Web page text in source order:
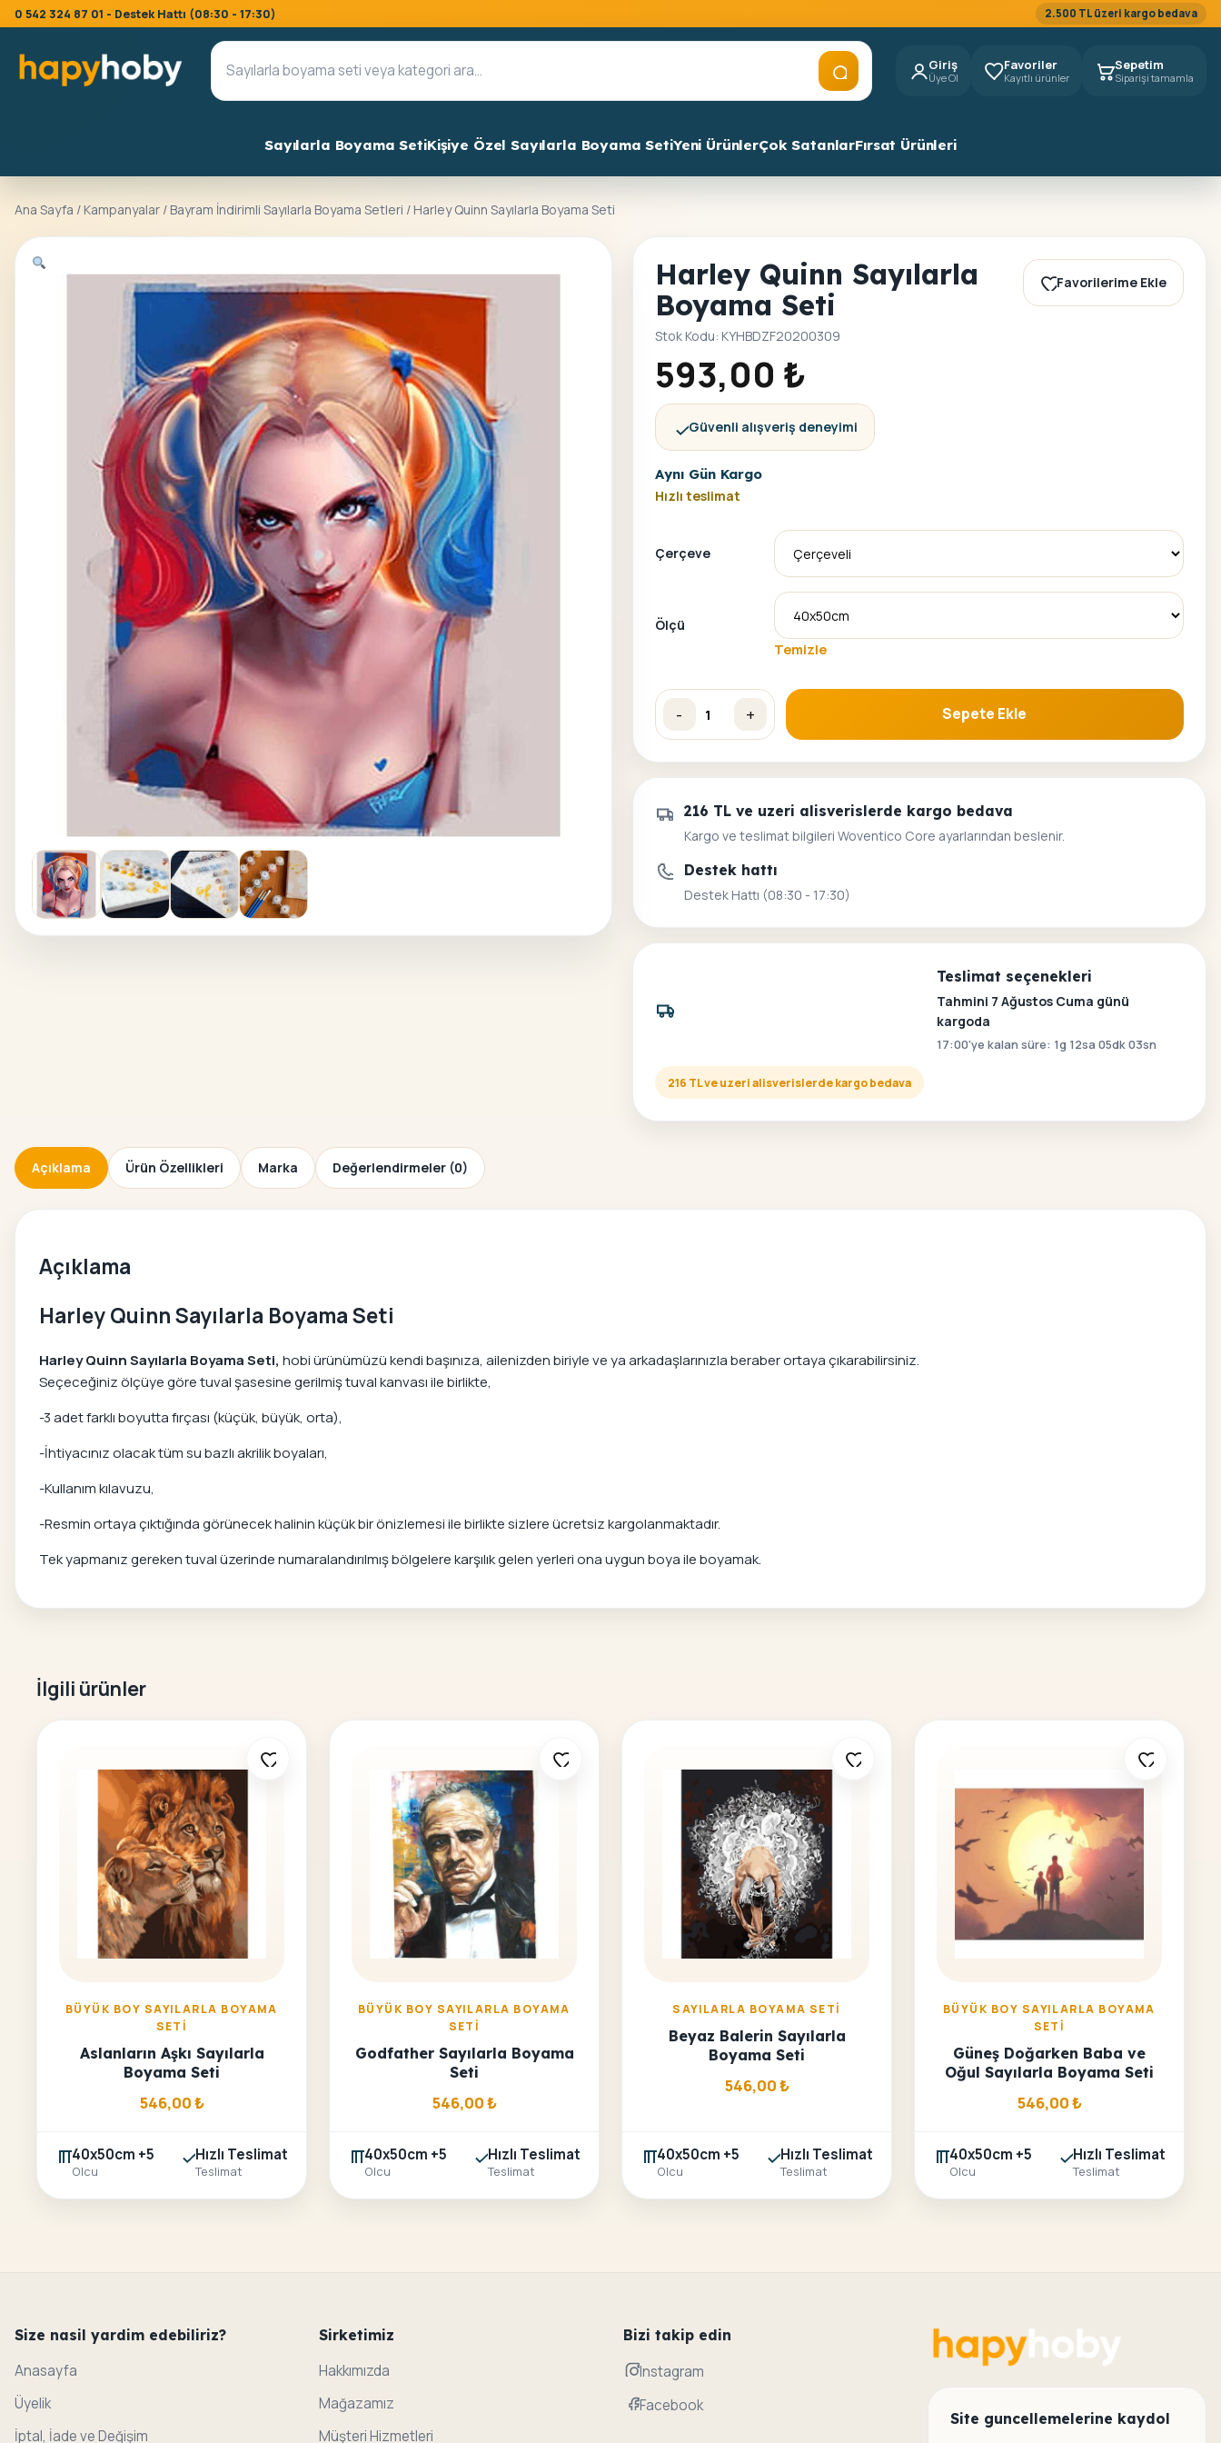
0 542 324 87 01 - Destek Hattı (08:30 - 17:30) 2.500 TL üzeri kargo bedava
Giriş
Üye Ol
Favoriler
Kayıtlı ürünler
Sepetim
Siparişi tamamla
Sayılarla Boyama SetiKişiye Özel Sayılarla Boyama SetiYeni ÜrünlerÇok SatanlarFırsat Ürünleri
Ana Sayfa / Kampanyalar / Bayram İndirimli Sayılarla Boyama Setleri / Harley Quinn Sayılarla Boyama Seti
Harley Quinn Sayılarla
Boyama Seti
Stok Kodu: KYHBDZF20200309
Favorilerime Ekle
593,00 ₺
Güvenli alışveriş deneyimi
Aynı Gün Kargo
Hızlı teslimat
Çerçeve
Ölçü
Temizle
-
Harley Quinn Sayılarla Boyama Seti adet
+ Sepete Ekle
216 TL ve uzeri alisverislerde kargo bedava
Kargo ve teslimat bilgileri Woventico Core ayarlarından beslenir.
Destek hattı
Destek Hattı (08:30 - 17:30)
Teslimat seçenekleri
Tahmini 7 Ağustos Cuma günü
kargoda
17:00'ye kalan süre: 1g 12sa 05dk 02sn
216 TL ve uzeri alisverislerde kargo bedava
Açıklama Ürün Özellikleri Marka Değerlendirmeler (0)
Açıklama
Harley Quinn Sayılarla Boyama Seti
Harley Quinn Sayılarla Boyama Seti, hobi ürünümüzü kendi başınıza, ailenizden biriyle ve ya arkadaşlarınızla beraber ortaya çıkarabilirsiniz.
Seçeceğiniz ölçüye göre tuval şasesine gerilmiş tuval kanvası ile birlikte,
-3 adet farklı boyutta fırçası (küçük, büyük, orta),
-İhtiyacınız olacak tüm su bazlı akrilik boyaları,
-Kullanım kılavuzu,
-Resmin ortaya çıktığında görünecek halinin küçük bir önizlemesi ile birlikte sizlere ücretsiz kargolanmaktadır.
Tek yapmanız gereken tuval üzerinde numaralandırılmış bölgelere karşılık gelen yerleri ona uygun boya ile boyamak.
İlgili ürünler
BÜYÜK BOY SAYILARLA BOYAMA
SETI
Aslanların Aşkı Sayılarla
Boyama Seti
546,00₺
40x50cm +5
Olcu
Hızlı Teslimat
Teslimat
BÜYÜK BOY SAYILARLA BOYAMA
SETI
Godfather Sayılarla Boyama
Seti
546,00₺
40x50cm +5
Olcu
Hızlı Teslimat
Teslimat
SAYILARLA BOYAMA SETI
Beyaz Balerin Sayılarla
Boyama Seti
546,00₺
40x50cm +5
Olcu
Hızlı Teslimat
Teslimat
BÜYÜK BOY SAYILARLA BOYAMA
SETI
Güneş Doğarken Baba ve
Oğul Sayılarla Boyama Seti
546,00₺
40x50cm +5
Olcu
Hızlı Teslimat
Teslimat
Size nasil yardim edebiliriz?
Anasayfa
Üyelik
İptal, İade ve Değişim
Sirketimiz
Hakkımızda
Mağazamız
Müşteri Hizmetleri
Bizi takip edin
Instagram
Facebook
Site guncellemelerine kaydol